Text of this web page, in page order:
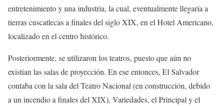
entretenimiento y una industria, la cual, eventualmente llegaría a
tierras cuscatlecas a finales del siglo XIX, en el Hotel Americano,
localizado en el centro histórico.
Posteriormente, se utilizaron los teatros, puesto que aún no
existían las salas de proyección. En ese entonces, El Salvador
contaba con la sala del Teatro Nacional (en construcción, debido
a un incendio a finales del XIX), Variedades, el Principal y el